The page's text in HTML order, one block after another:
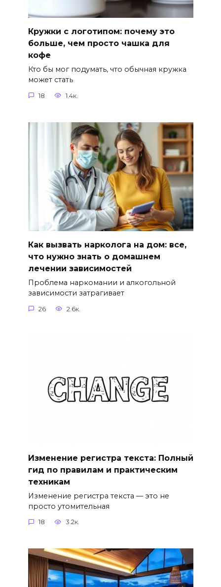
Кружки с логотипом: почему это
больше, чем просто чашка для
кофе
Кто бы мог подумать, что обычная кружка
может стать
18 1.4к.
Как вызвать нарколога на дом: все,
что нужно знать о домашнем
лечении зависимостей
Проблема наркомании и алкогольной
зависимости затрагивает
26 2.6к.
Изменение регистра текста: Полный
гид по правилам и практическим
техникам
Изменение регистра текста — это не
просто утомительная
18 3.2к.